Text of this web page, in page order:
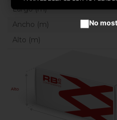
Largo (m)
Ancho (m)
Alto (m)
No